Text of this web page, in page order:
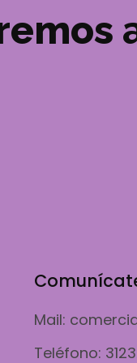
Mail:
Teléfono: